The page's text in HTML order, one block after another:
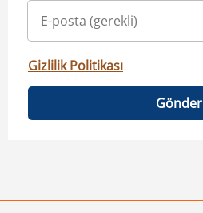
Gizlilik Politikası
Gönder